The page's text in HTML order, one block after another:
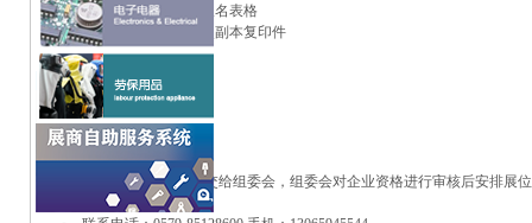
1.企业提供清晰完整的报名表格
2.工商局颁发的营业执照副本复印件
选交资格
1.品牌证书
2.进出口权证书
3.专利证书
4.注册商标证等
参展企业将以上资料提交给组委会，组委会对企业资格进行审核后安排展位
联系人：张经理